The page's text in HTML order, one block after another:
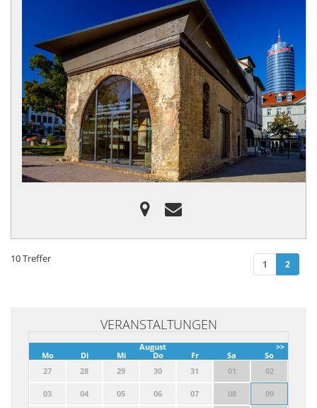
10 Treffer 1 2
VERANSTALTUNGEN
>>
August
Mo
Di Mi Do Fr Sa
So
27
28 29 30 31 01 02
03 04 05 06 07 08 09